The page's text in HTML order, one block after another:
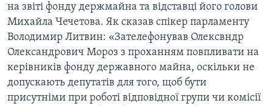
на звіті фонду держмайна та відставці його голови
Михайла Чечетова. Як сказав спiкер парламенту
Володимир Литвин: «Зателефонував Олексвндр
Олександрович Мороз з проханням повпливати на
керівників фонду державного майна, оскільки не
допускають депутатів для того, щоб бути
присутніми при роботі відповідної групи чи комісії